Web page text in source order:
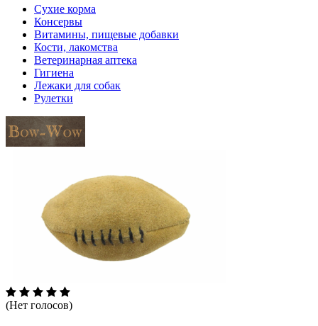
Сухие корма
Консервы
Витамины, пищевые добавки
Кости, лакомства
Ветеринарная аптека
Гигиена
Лежаки для собак
Рулетки
(Нет голосов)